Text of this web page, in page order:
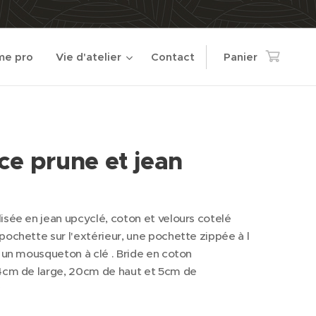
pro Vie d'atelier Contact Panier
prune et jean
en jean upcyclé, coton et velours cotelé
sur l'extérieur, une pochette zippée à l
mousqueton à clé . Bride en coton
de large, 20cm de haut et 5cm de